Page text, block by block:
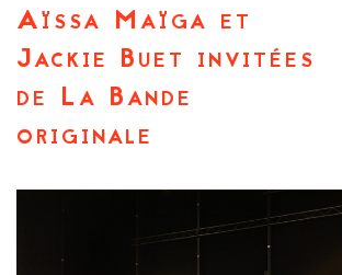
Aïssa Maïga et
Jackie Buet invitées
de La Bande
originale